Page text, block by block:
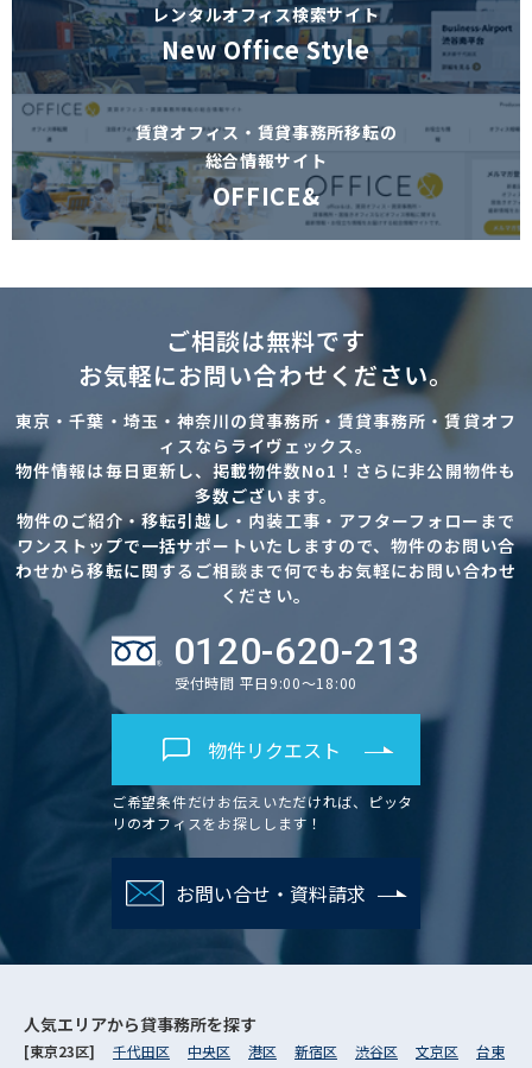
レンタルオフィス検索サイト
New Office Style
賃貸オフィス・賃貸事務所移転の
総合情報サイト
OFFICE&
ご相談は無料です
お気軽にお問い合わせください。
東京・千葉・埼玉・神奈川の貸事務所・賃貸事務所・賃貸オフ
ィスならライヴェックス。
物件情報は毎日更新し、掲載物件数No1！さらに非公開物件も
多数ございます。
物件のご紹介・移転引越し・内装工事・アフターフォローまで
ワンストップで一括サポートいたしますので、物件のお問い合
わせから移転に関するご相談まで何でもお気軽にお問い合わせ
ください。
0120-620-213
受付時間 平日9:00～18:00
物件リクエスト
ご希望条件だけお伝えいただければ、ピッタ
リのオフィスをお探しします！
お問い合せ・資料請求
人気エリアから貸事務所を探す
[東京23区] 千代田区 中央区 港区 新宿区 渋谷区 文京区
台東